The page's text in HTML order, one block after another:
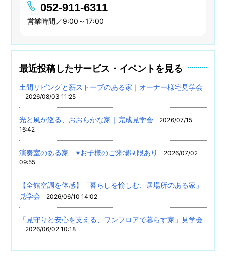
052-911-6311
営業時間／9:00～17:00
最近投稿したサービス・イベントを見る
土間リビングと薪ストーブのある家｜オーナー様宅見学会
2026/08/03 11:25
光と風が巡る、おおらかな家｜完成見学会
2026/07/15
16:42
演奏室のある家 ※お子様のご来場制限あり
2026/07/02
09:55
【全館空調を体感】「暮らしを愉しむ、居場所のある家」
見学会
2026/06/10 14:02
「見守りと安心を支える、ワンフロアで暮らす家」見学会
2026/06/02 10:18